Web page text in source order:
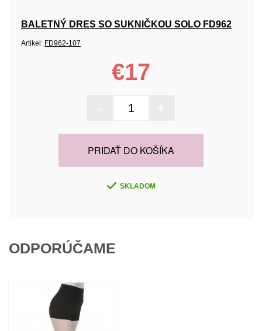
BALETNÝ DRES SO SUKNIČKOU SOLO FD962
Artikel: FD962-107
€17
PRIDAŤ DO KOŠÍKA
SKLADOM
ODPORÚČAME